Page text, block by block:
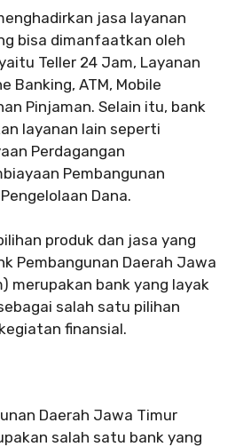
jasa layanan
bisa dimanfaatkan oleh
Teller 24 Jam, Layanan
Banking, ATM, Mobile
Pinjaman. Selain itu, bank
layanan lain seperti
Perdagangan
Pembangunan
Dana.
produk dan jasa yang
Pembangunan Daerah Jawa
merupakan bank yang layak
salah satu pilihan
finansial.
Daerah Jawa Timur
salah satu bank yang